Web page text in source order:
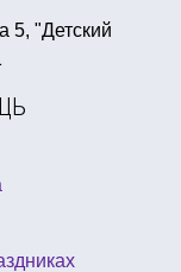
тролли
5, "Детский